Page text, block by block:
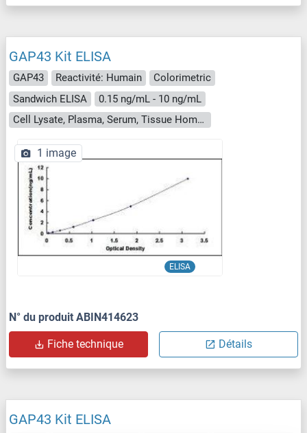
GAP43 Kit ELISA
GAP43 Reactivité: Humain
Colorimetric
Sandwich ELISA
0.15 ng/mL - 10 ng/mL
Cell Lysate, Plasma, Serum, Tissue Homogenate
ELISA
1 image
N° du produit ABIN414623
Fiche technique Détails
GAP43 Kit ELISA